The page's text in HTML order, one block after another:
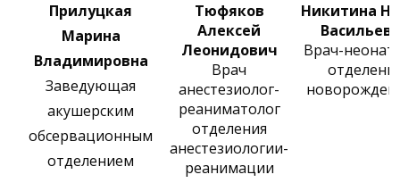
Прилуцкая
Марина
Владимировна
Заведующая
акушерским
обсервационным
отделением
Тюфяков
Алексей
Леонидович
Врач
анестезиолог-
реаниматолог
отделения
анестезиологии-
реанимации
Никитина
Врач-